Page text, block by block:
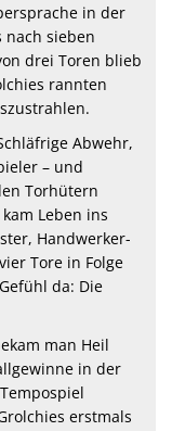
in der
nach sieben
drei Toren blieb
rannten
Abwehr,
– und
Torhütern
Leben ins
Handwerker-
Tore in Folge
da: Die
man Heil
in der
erstmals